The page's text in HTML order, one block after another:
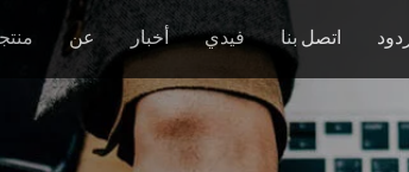
عن أخبار فيدي اتصل بنا